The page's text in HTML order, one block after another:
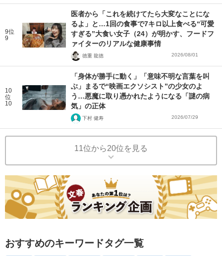
9位
9
医者から「これを続けてたら大変なことにな
るよ」と…1回の食事で7キロ以上食べる“可愛
すぎる”大食い女子（24）が明かす、フードフ
ァイターのリアルな健康事情
徳重 龍徳 2026/08/01
10
位
10
「身体が勝手に動く」「意味不明な言葉を叫
ぶ」まるで“映画エクソシスト”の少女のよ
う…悪魔に取り憑かれたようになる「謎の病
気」の正体
下村 健寿 2026/07/29
11位から20位を見る
おすすめのキーワードタグ一覧